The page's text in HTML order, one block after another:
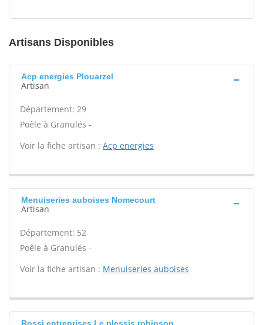
Artisans Disponibles
Acp energies Plouarzel
Artisan
Département: 29
Poêle à Granulés -
Voir la fiche artisan : Acp energies
Menuiseries auboises Nomecourt
Artisan
Département: 52
Poêle à Granulés -
Voir la fiche artisan : Menuiseries auboises